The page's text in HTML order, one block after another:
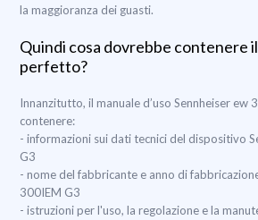
la maggioranza dei guasti.
Quindi cosa dovrebbe contenere
perfetto?
Innanzitutto, il manuale d’uso Sennheiser ew
contenere:
- informazioni sui dati tecnici del dispositivo
G3
- nome del fabbricante e anno di
300IEM G3
- istruzioni per l'uso, la regolazione e la